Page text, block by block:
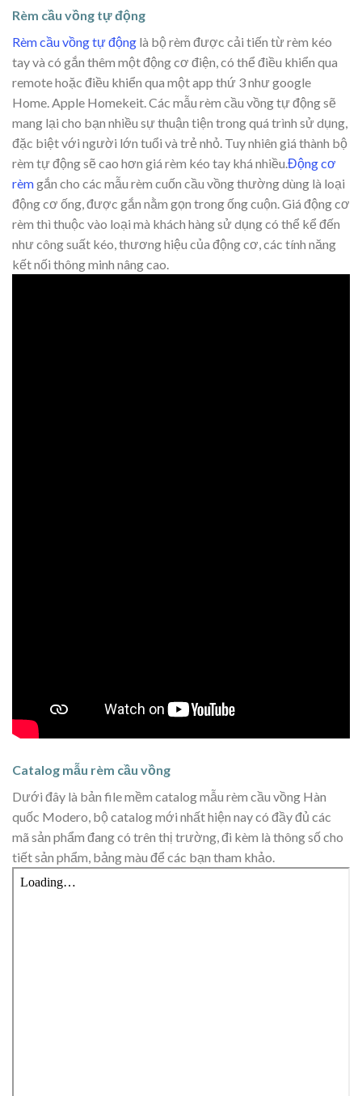
Rèm cầu vồng tự động
Rèm cầu vồng tự động là bộ rèm được cải tiến từ rèm kéo
tay và có gắn thêm một động cơ điện, có thể điều khiển qua
remote hoặc điều khiển qua một app thứ 3 như google
Home. Apple Homekeit. Các mẫu rèm cầu vồng tự động sẽ
mang lại cho bạn nhiều sự thuận tiện trong quá trình sử dụng,
đặc biệt với người lớn tuổi và trẻ nhỏ. Tuy nhiên giá thành bộ
rèm tự động sẽ cao hơn giá rèm kéo tay khá nhiều. Động cơ
rèmgắn cho các mẫu rèm cuốn cầu vồng thường dùng là loại
động cơ ống, được gắn nằm gọn trong ống cuộn. Giá động cơ
rèm thì thuộc vào loại mà khách hàng sử dụng có thể kể đến
như công suất kéo, thương hiệu của động cơ, các tính năng
kết nối thông minh nâng cao.
Catalog mẫu rèm cầu vồng
Dưới đây là bản file mềm catalog mẫu rèm cầu vồng Hàn
quốc Modero, bộ catalog mới nhất hiện nay có đầy đủ các
mã sản phẩm đang có trên thị trường, đi kèm là thông số cho
tiết sản phẩm, bảng màu để các bạn tham khảo.